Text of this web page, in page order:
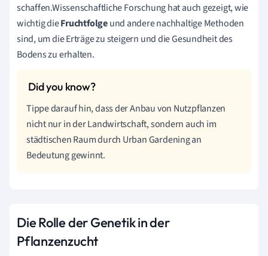
schaffen.Wissenschaftliche Forschung hat auch gezeigt, wie
wichtig dieFruchtfolgeund andere nachhaltige Methoden
sind, um die Erträge zu steigern und die Gesundheit des
Bodens zu erhalten.
Tippe darauf hin, dass der Anbau von Nutzpflanzen
nicht nur in der Landwirtschaft, sondern auch im
städtischen Raum durch Urban Gardening an
Bedeutung gewinnt.
Die Rolle der Genetik in der
Pflanzenzucht